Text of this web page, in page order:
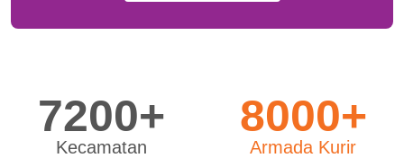
7200+
Kecamatan
8000+
Armada Kurir